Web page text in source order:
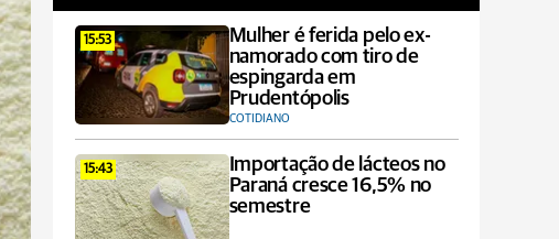
15:53
Mulher é ferida pelo ex-
namorado com tiro de
espingarda em
Prudentópolis
COTIDIANO
15:43
Importação de lácteos no
Paraná cresce 16,5% no
semestre